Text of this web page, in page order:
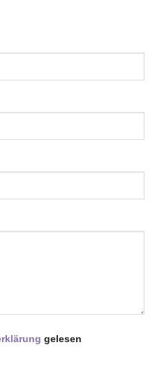
gelesen